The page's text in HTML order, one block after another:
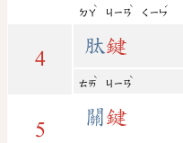
ㄉㄚ
ˋ
ㄐㄧㄢ
ˋ
ㄑㄧㄣ
ˊ
4
肽鍵
ㄊㄞ
ˋ
ㄐㄧㄢ
ˋ
5
關鍵